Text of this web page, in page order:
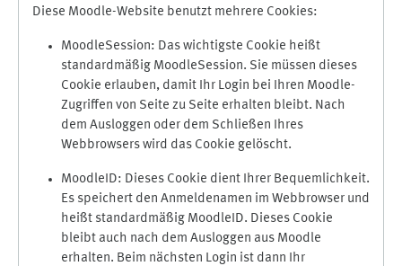
Diese Moodle-Website benutzt mehrere Cookies:
MoodleSession: Das wichtigste Cookie heißt
standardmäßig MoodleSession. Sie müssen dieses
Cookie erlauben, damit Ihr Login bei Ihren Moodle-
Zugriffen von Seite zu Seite erhalten bleibt. Nach
dem Ausloggen oder dem Schließen Ihres
Webbrowsers wird das Cookie gelöscht.
MoodleID: Dieses Cookie dient Ihrer Bequemlichkeit.
Es speichert den Anmeldenamen im Webbrowser und
heißt standardmäßig MoodleID. Dieses Cookie
bleibt auch nach dem Ausloggen aus Moodle
erhalten. Beim nächsten Login ist dann Ihr